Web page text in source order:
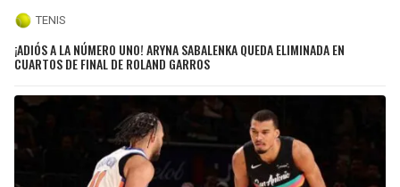
TENIS
¡ADIÓS A LA NÚMERO UNO! ARYNA SABALENKA QUEDA ELIMINADA EN
CUARTOS DE FINAL DE ROLAND GARROS